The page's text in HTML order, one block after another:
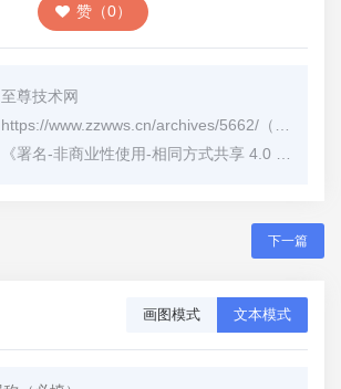
赞（0）
至尊技术网
https://www.zzwws.cn/archives/5662/ （转载时请注明本文出处及文章链接）
《署名-非商业性使用-相同方式共享 4.0 国际 (CC BY-NC-SA 4.0)
下一篇
画图模式 文本模式